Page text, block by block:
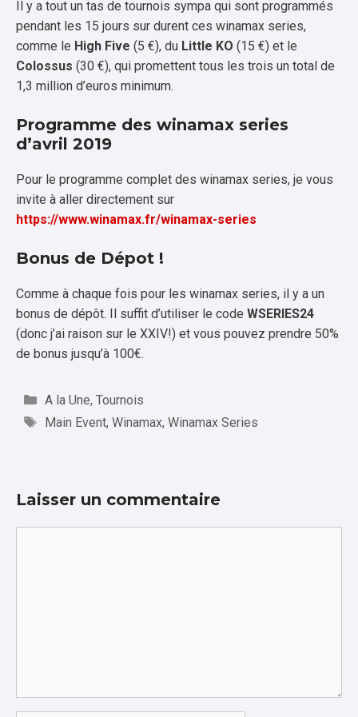
Il y a tout un tas de tournois sympa qui sont programmés
pendant les 15 jours sur durent ces winamax series,
comme le High Five (5 €), du Little KO (15 €) et le
Colossus (30 €), qui promettent tous les trois un total de
1,3 million d’euros minimum.
Programme des winamax series
d’avril 2019
Pour le programme complet des winamax series, je vous
invite à aller directement sur
https://www.winamax.fr/winamax-series
Bonus de Dépot !
Comme à chaque fois pour les winamax series, il y a un
bonus de dépôt. Il suffit d’utiliser le code WSERIES24
(donc j’ai raison sur le XXIV!) et vous pouvez prendre 50%
de bonus jusqu’à 100€.
Catégories
A la Une, Tournois
Étiquettes
Main Event, Winamax, Winamax Series
Laisser un commentaire